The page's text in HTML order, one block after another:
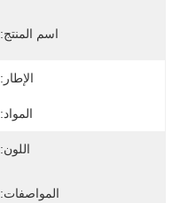
اسم المنتج:
الإطار:
المواد:
اللون:
المواصفات: